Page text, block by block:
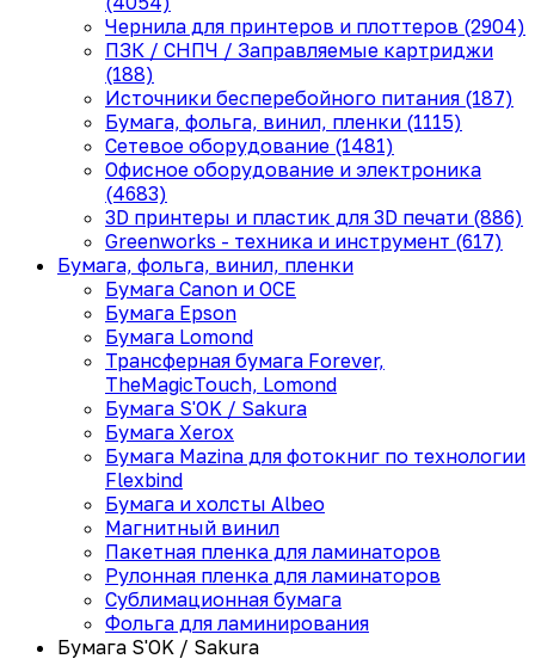
Чернила для принтеров и плоттеров (2904)
ПЗК / СНПЧ / Заправляемые картриджи
(188)
Источники бесперебойного питания (187)
Бумага, фольга, винил, пленки (1115)
Сетевое оборудование (1481)
Офисное оборудование и электроника
(4683)
3D принтеры и пластик для 3D печати (886)
Greenworks - техника и инструмент (617)
Бумага, фольга, винил, пленки
Бумага Canon и OCE
Бумага Epson
Бумага Lomond
Трансферная бумага Forever,
TheMagicTouch, Lomond
Бумага S'OK / Sakura
Бумага Xerox
Бумага Mazina для фотокниг по технологии
Flexbind
Бумага и холсты Albeo
Магнитный винил
Пакетная пленка для ламинаторов
Рулонная пленка для ламинаторов
Сублимационная бумага
Фольга для ламинирования
Бумага S'OK / Sakura